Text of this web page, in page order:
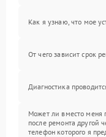
Как я узнаю, что мое
От чего зависит срок
Диагностика
Может ли вместо меня
после ремонта другой
телефон которого я